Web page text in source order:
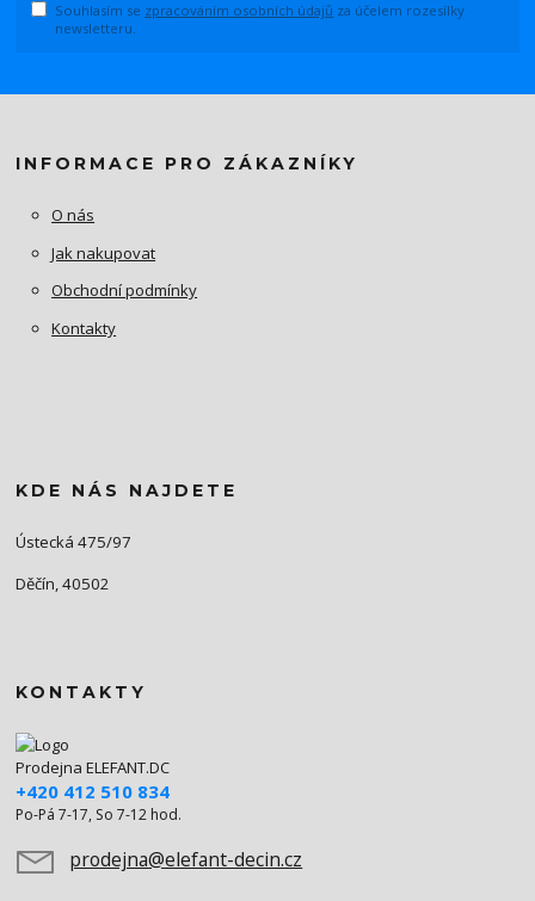
Souhlasím se zpracováním osobních údajů za účelem rozesílky
newsletteru.
INFORMACE PRO ZÁKAZNÍKY
O nás
Jak nakupovat
Obchodní podmínky
Kontakty
KDE NÁS NAJDETE
Ústecká 475/97
Děčín, 40502
KONTAKTY
Prodejna ELEFANT.DC
+420 412 510 834
Po-Pá 7-17, So 7-12 hod.
prodejna@elefant-decin.cz